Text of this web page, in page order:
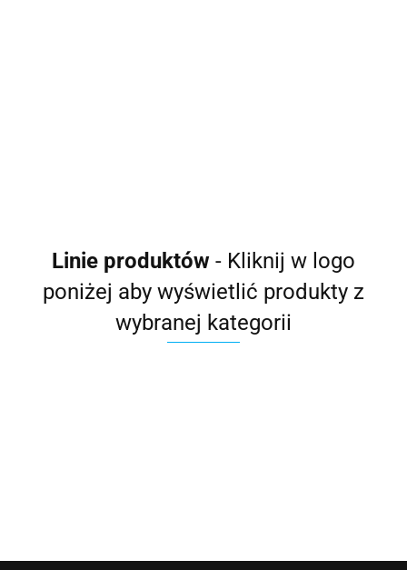
Linie produktów - Kliknij w logo
poniżej aby wyświetlić produkty z
wybranej kategorii